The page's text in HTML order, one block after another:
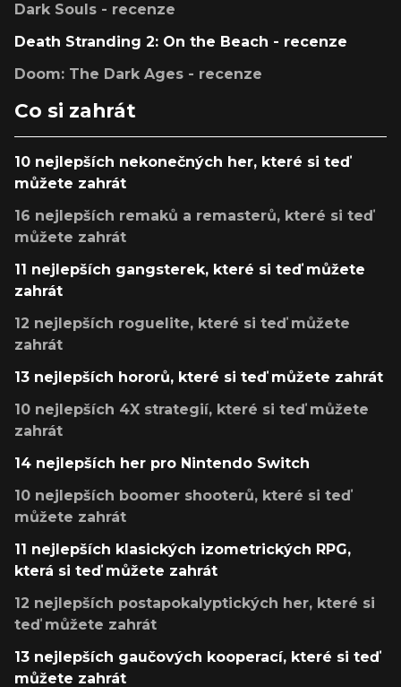
Dark Souls - recenze
Death Stranding 2: On the Beach - recenze
Doom: The Dark Ages - recenze
Co si zahrát
10 nejlepších nekonečných her, které si teď
můžete zahrát
16 nejlepších remaků a remasterů, které si teď
můžete zahrát
11 nejlepších gangsterek, které si teď můžete
zahrát
12 nejlepších roguelite, které si teď můžete
zahrát
13 nejlepších hororů, které si teď můžete zahrát
10 nejlepších 4X strategií, které si teď můžete
zahrát
14 nejlepších her pro Nintendo Switch
10 nejlepších boomer shooterů, které si teď
můžete zahrát
11 nejlepších klasických izometrických RPG,
která si teď můžete zahrát
12 nejlepších postapokalyptických her, které si
teď můžete zahrát
13 nejlepších gaučových kooperací, které si teď
můžete zahrát